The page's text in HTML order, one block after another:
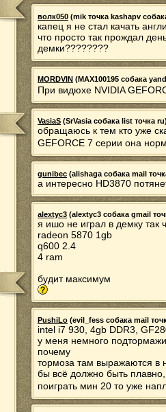
волк050 (mik точка kashapv
капец я не стал качать
что просто так прождал
демки????????
MORDVIN (MAX100195 собака
При видюхе NVIDIA
VasiaS (SrVasia собака list точка
обращаюсь к тем кто уже
GEFORCE 7 серии она
gunibec (alishaga собака mail
а интересно HD3870
alextyc3 (alextyc3 собака gmail
я ишо не играл в демку так
radeon 5870 1gb
q600 2.4
4 ram
будит максимум
PushiLo (evil_fess собака mail
intel i7 930, 4gb DDR3,
у меня немного
почему
тормоза там выражаются в
бы всё должно быть
поиграть мин 20 то уже